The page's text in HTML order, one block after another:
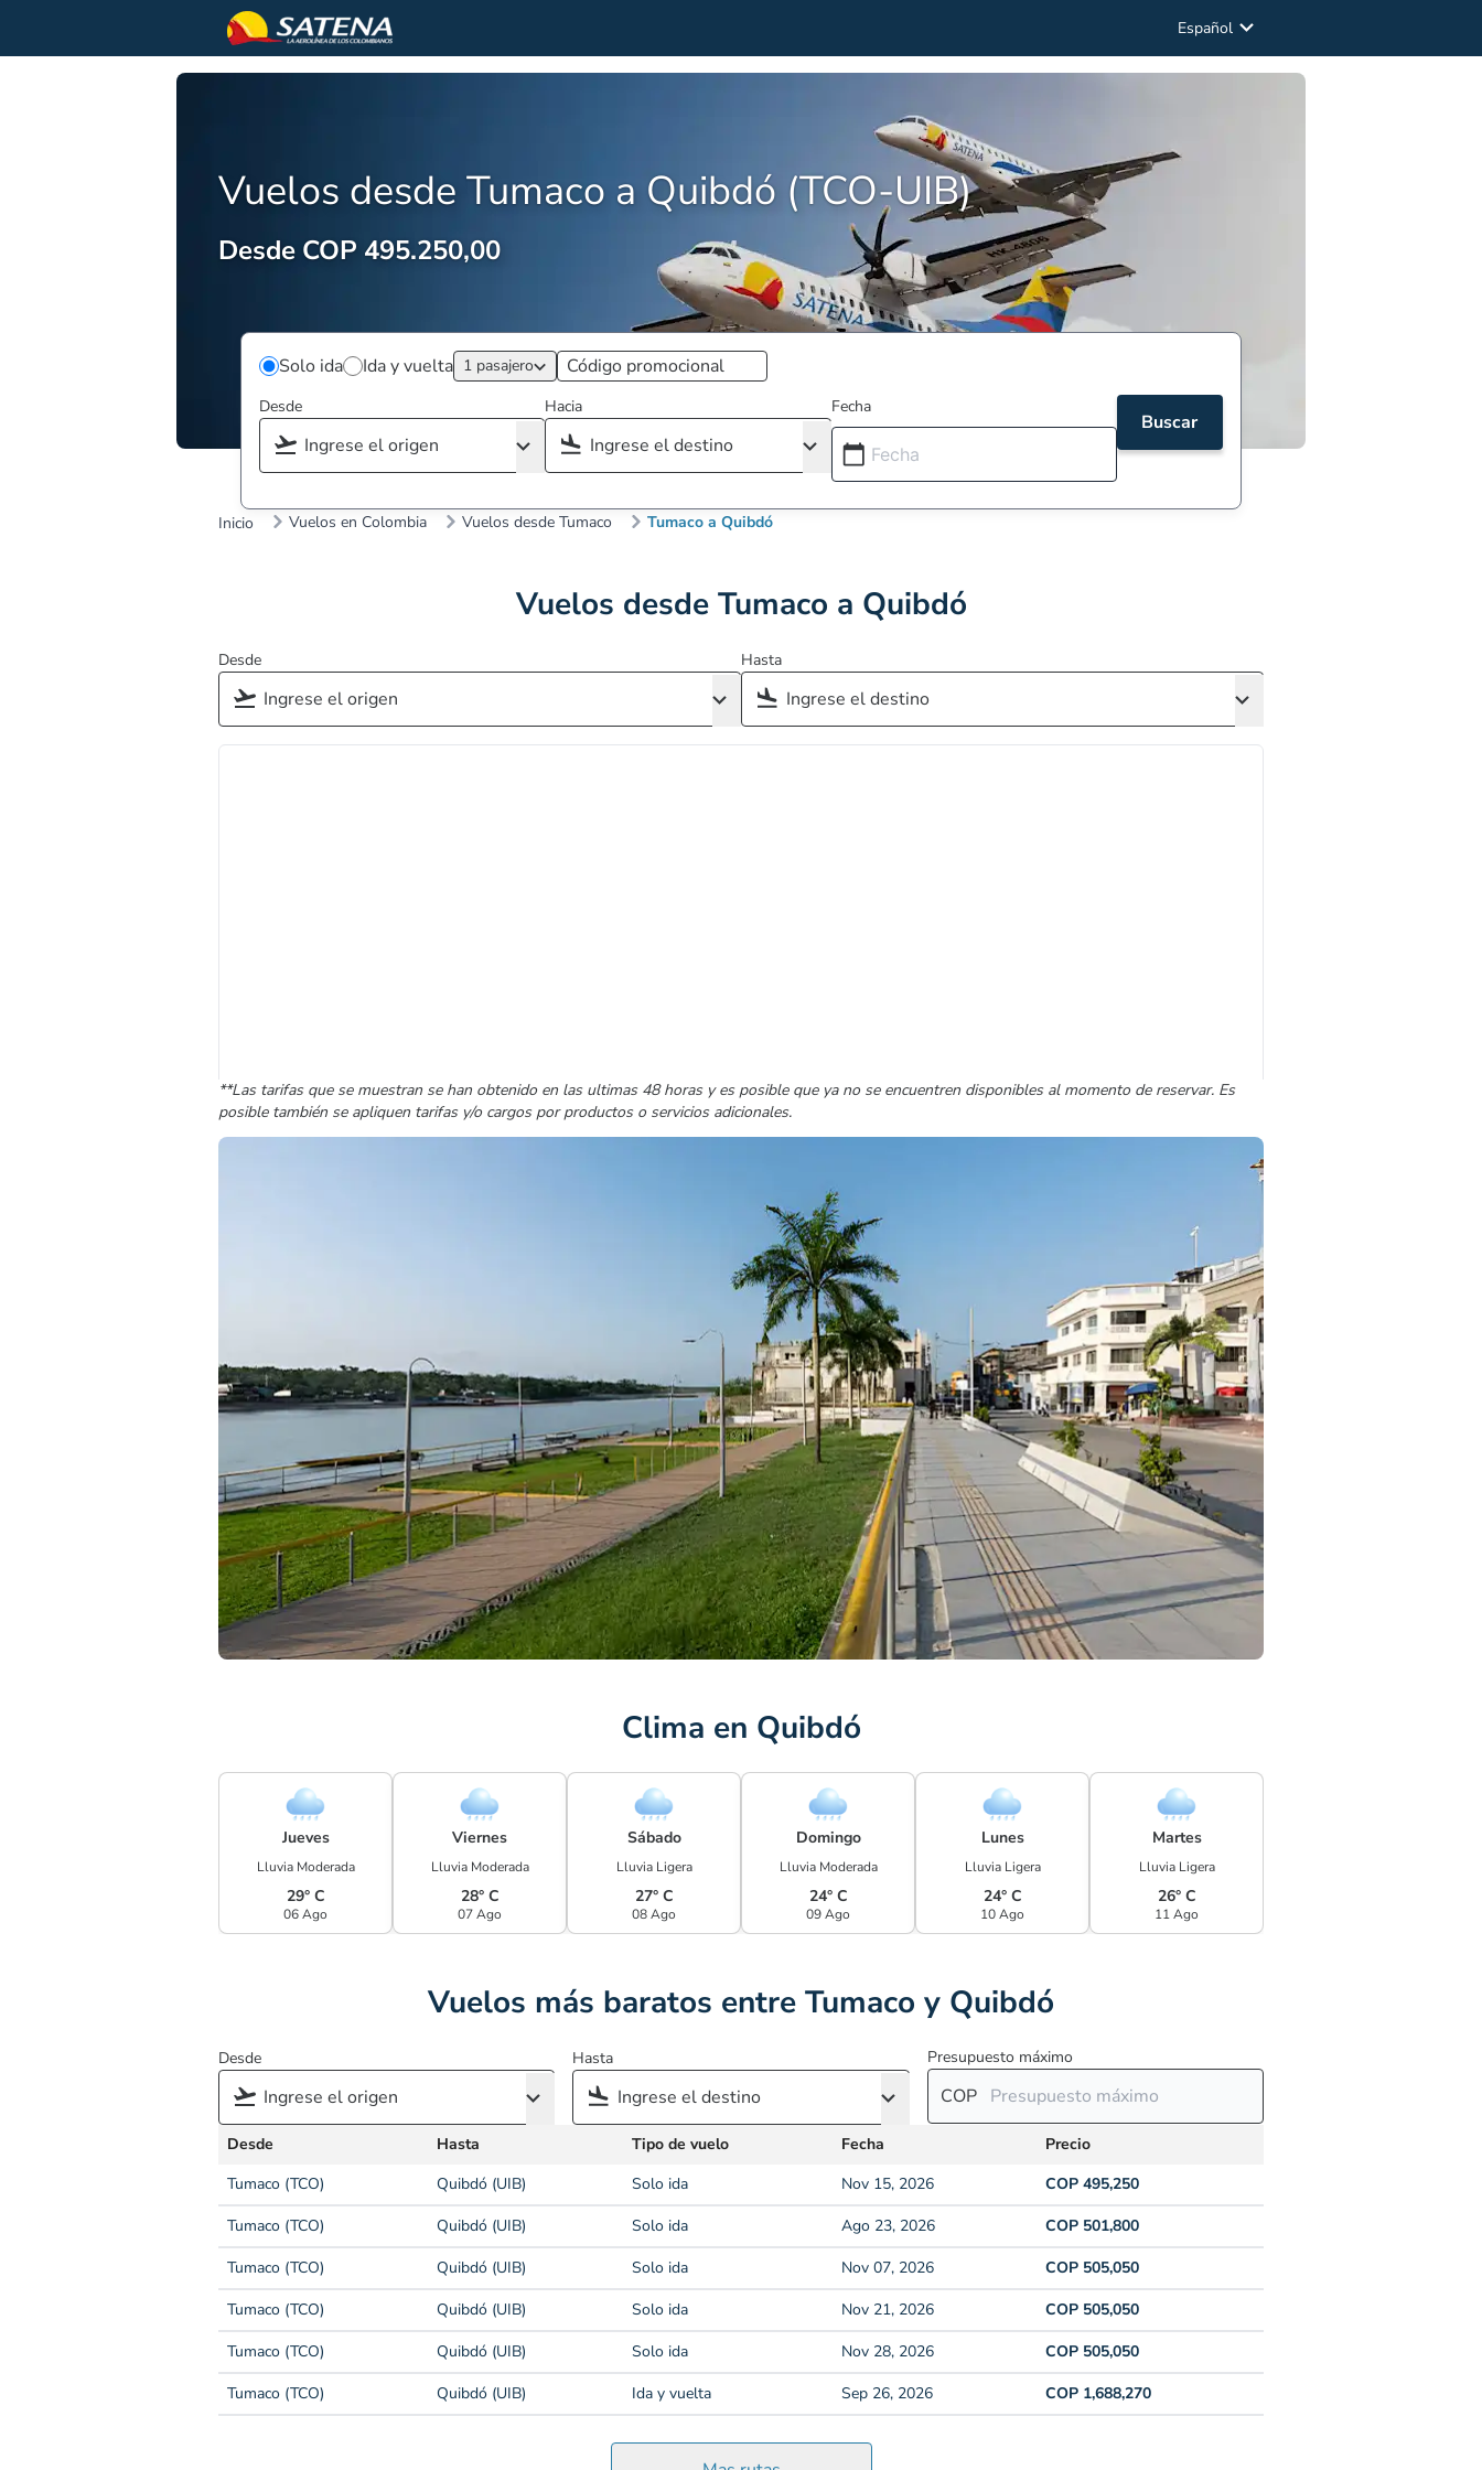
Español
Vuelos desde Tumaco a Quibdó (TCO-UIB)
Desde COP 495.250,00
Solo ida Ida y vuelta 1 pasajero
Desde
Hacia Fecha
Buscar
Inicio Vuelos en Colombia Vuelos desde Tumaco Tumaco a Quibdó
Vuelos desde Tumaco a Quibdó
Desde Hasta
**Las tarifas que se muestran se han obtenido en las ultimas 48 horas y es posible que ya no se encuentren disponibles al momento de reservar. Es
posible también se apliquen tarifas y/o cargos por productos o servicios adicionales.
Clima en Quibdó
Jueves
Lluvia Moderada
29° C
06 Ago
Viernes
Lluvia Moderada
28° C
07 Ago
Sábado
Lluvia Ligera
27° C
08 Ago
Domingo
Lluvia Moderada
24° C
09 Ago
Lunes
Lluvia Ligera
24° C
10 Ago
Martes
Lluvia Ligera
26° C
11 Ago
Vuelos más baratos entre Tumaco y Quibdó
Desde Hasta Presupuesto máximo
COP
Desde Hasta Tipo de vuelo Fecha
Precio
Tumaco (TCO)
Quibdó (UIB) Solo ida Nov 15, 2026
COP 495,250
Tumaco (TCO)
Quibdó (UIB) Solo ida Ago 23, 2026
COP 501,800
Tumaco (TCO)
Quibdó (UIB) Solo ida Nov 07, 2026
COP 505,050
Tumaco (TCO)
Quibdó (UIB) Solo ida Nov 21, 2026
COP 505,050
Tumaco (TCO)
Quibdó (UIB) Solo ida Nov 28, 2026
COP 505,050
Tumaco (TCO)
Quibdó (UIB) Ida y vuelta Sep 26, 2026 COP 1,688,270